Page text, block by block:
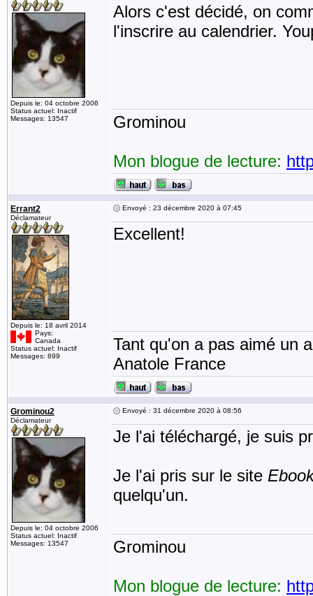
Depuis le: 04 octobre 2006
Status actuel: Inactif
Messages: 13547
Alors c'est décidé, on
l'inscrire au calendrier.
Grominou
Mon blogue de lecture:
Errant2
Déclamateur
Depuis le: 18 avril 2014
Pays:
Canada
Status actuel: Inactif
Messages: 899
Envoyé : 23 décembre 2020 à 07:45
Excellent!
Tant qu'on a pas aimé un
Anatole France
Grominou2
Déclamateur
Depuis le: 04 octobre 2006
Status actuel: Inactif
Messages: 13547
Envoyé : 31 décembre 2020 à 08:56
Je l'ai téléchargé, je suis
Je l'ai pris sur le site
quelqu'un.
Grominou
Mon blogue de lecture: